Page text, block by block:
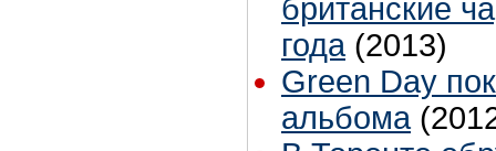
британские
года (2013)
Green Day
альбома